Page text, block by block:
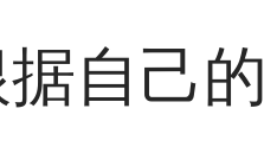
自己的